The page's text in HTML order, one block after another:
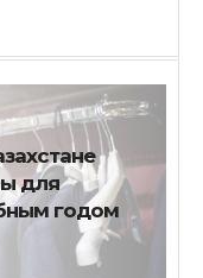
для
годом